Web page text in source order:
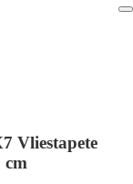
Vliestapete
cm